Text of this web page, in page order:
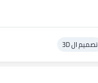
تصميم ال 3D